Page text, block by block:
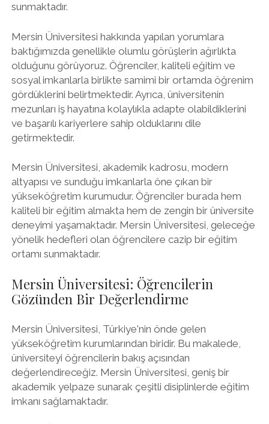
sunmaktadır.
Mersin Üniversitesi hakkında yapılan yorumlara
baktığımızda genellikle olumlu görüşlerin ağırlıkta
olduğunu görüyoruz. Öğrenciler, kaliteli eğitim ve
sosyal imkanlarla birlikte samimi bir ortamda öğrenim
gördüklerini belirtmektedir. Ayrıca, üniversitenin
mezunları iş hayatına kolaylıkla adapte olabildiklerini
ve başarılı kariyerlere sahip olduklarını dile
getirmektedir.
Mersin Üniversitesi, akademik kadrosu, modern
altyapısı ve sunduğu imkanlarla öne çıkan bir
yükseköğretim kurumudur. Öğrenciler burada hem
kaliteli bir eğitim almakta hem de zengin bir üniversite
deneyimi yaşamaktadır. Mersin Üniversitesi, geleceğe
yönelik hedefleri olan öğrencilere cazip bir eğitim
ortamı sunmaktadır.
Mersin Üniversitesi: Öğrencilerin
Gözünden Bir Değerlendirme
Mersin Üniversitesi, Türkiye'nin önde gelen
yükseköğretim kurumlarından biridir. Bu makalede,
üniversiteyi öğrencilerin bakış açısından
değerlendireceğiz. Mersin Üniversitesi, geniş bir
akademik yelpaze sunarak çeşitli disiplinlerde eğitim
imkanı sağlamaktadır.